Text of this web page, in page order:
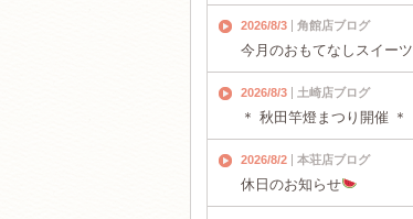
2026/8/3 角館店ブログ
今月のおもてなしスイーツ
2026/8/3 土崎店ブログ
＊ 秋田竿燈まつり開催 ＊
2026/8/2 本荘店ブログ
休日のお知らせ